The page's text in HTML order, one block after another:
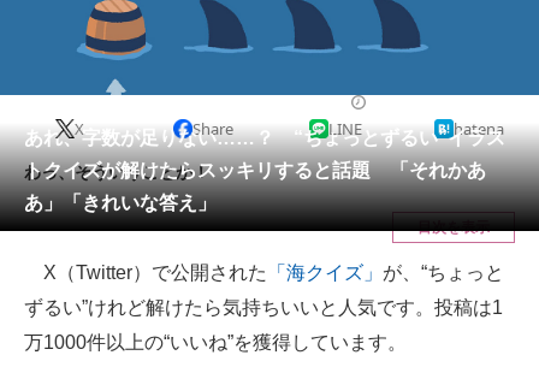
教育・育児
会員記事
メディア
注目記事を集めた総合ページ
ITの今と未来を見通す
スマホと通信の最新トレンド
あれ、字数が足りない……？ “ちょっとずるい”イラス
トクイズが解けたらスッキリすると話題 「それかあ
あ」「きれいな答え」
X Share LINE hatena
わっ、そういうことか！
目次を表示
X（Twitter）で公開された 「海クイズ」 が、“ちょっと
ずるい”けれど解けたら気持ちいいと人気です。投稿は1
万1000件以上の“いいね”を獲得しています。